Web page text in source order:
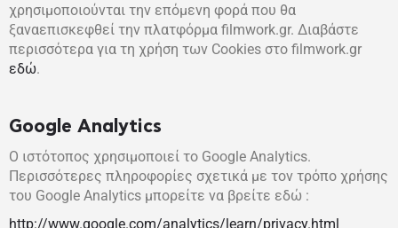
χρησιμοποιούνται την επόμενη φορά που θα
ξαναεπισκεφθεί την πλατφόρμα filmwork.gr. Διαβάστε
περισσότερα για τη χρήση των Cookies στο filmwork.gr
εδώ.
Google Anαlytics
Ο ιστότοπος χρησιμοποιεί το Google Analytics.
Περισσότερες πληροφορίες σχετικά με τον τρόπο χρήσης
του Google Analytics μπορείτε να βρείτε εδώ :
http://www.google.com/analytics/learn/privacy.html